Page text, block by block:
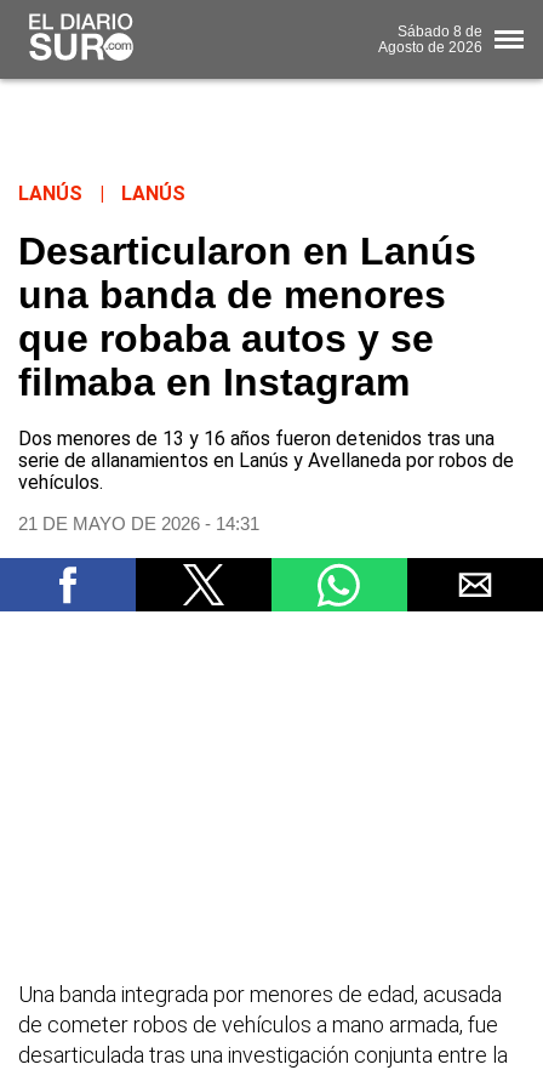
Sábado 8 de
Agosto de 2026
LANÚS LANÚS
Desarticularon en Lanús
una banda de menores
que robaba autos y se
filmaba en Instagram
Dos menores de 13 y 16 años fueron detenidos tras una
serie de allanamientos en Lanús y Avellaneda por robos de
vehículos.
21 DE MAYO DE 2026 - 14:31
Una banda integrada por menores de edad, acusada
de cometer robos de vehículos a mano armada, fue
desarticulada tras una investigación conjunta entre la